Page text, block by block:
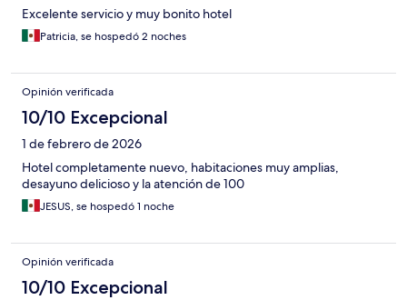
Excelente servicio y muy bonito hotel
Patricia, se hospedó 2 noches
Opinión verificada
10/10 Excepcional
1 de febrero de 2026
Hotel completamente nuevo, habitaciones muy amplias,
desayuno delicioso y la atención de 100
JESUS, se hospedó 1 noche
Opinión verificada
10/10 Excepcional